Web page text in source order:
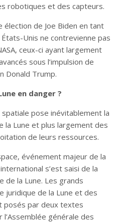
robotiques et des capteurs.
élection de Joe Biden en tant
Unis ne contrevienne pas
ceux-ci ayant largement
sous l’impulsion de
Donald Trump.
en danger ?
pose inévitablement la
la Lune et plus largement des
de leurs ressources.
événement majeur de la
s’est saisi de la
de la Lune. Les grands
juridique de la Lune et des
posés par deux textes
générale des